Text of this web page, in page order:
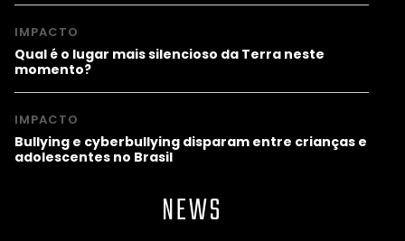
IMPACTO
Qual é o lugar mais silencioso da Terra neste
momento?
IMPACTO
Bullying e cyberbullying disparam entre crianças e
adolescentes no Brasil
NEWS